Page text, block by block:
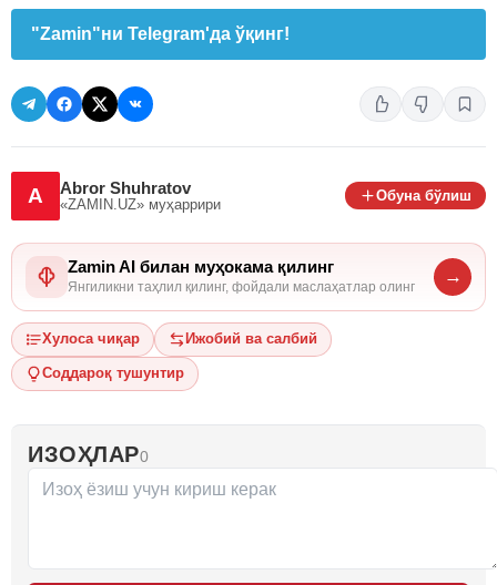
"Zamin"ни Telegram'да ўқинг!
A Abror Shuhratov
«ZAMIN.UZ» муҳаррири
Обуна бўлиш
Zamin AI билан муҳокама қилинг
Янгиликни таҳлил қилинг, фойдали маслаҳатлар олинг
→
Хулоса чиқар Ижобий ва салбий
Соддароқ тушунтир
ИЗОҲЛАР0